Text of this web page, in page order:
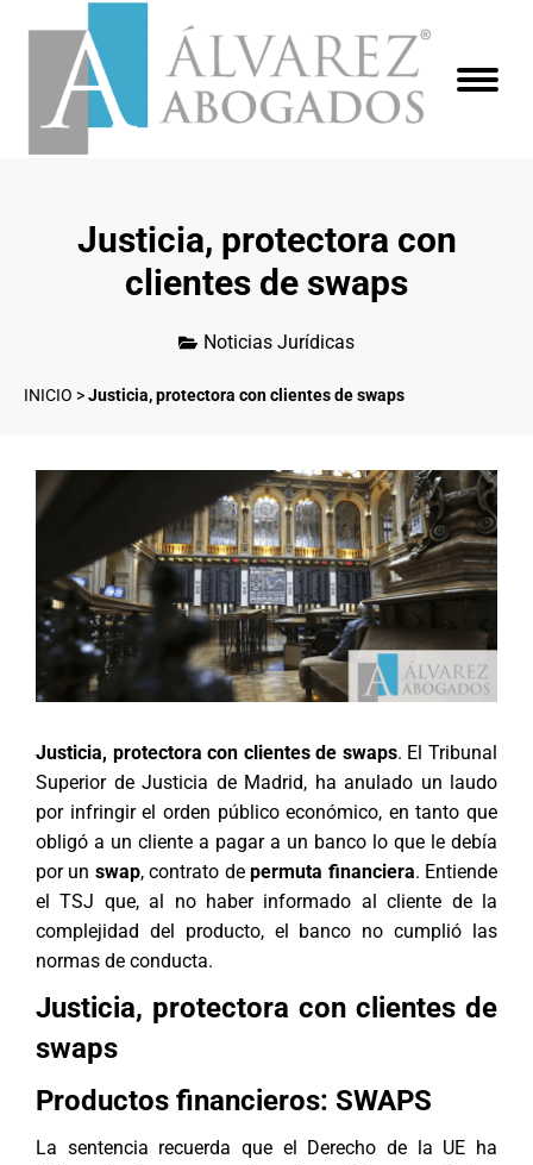
Justicia, protectora con
clientes de swaps
Noticias Jurídicas
INICIO >Justicia, protectora con clientes de swaps
Justicia, protectora con clientes de swaps. El Tribunal
Superior de Justicia de Madrid, ha anulado un laudo
por infringir el orden público económico, en tanto que
obligó a un cliente a pagar a un banco lo que le debía
por un swap, contrato depermuta financiera. Entiende
el TSJ que, al no haber informado al cliente de la
complejidad del producto, el banco no cumplió las
normas de conducta.
Justicia, protectora con clientes de
swaps
Productos financieros: SWAPS
La sentencia recuerda que el Derecho de la UE ha